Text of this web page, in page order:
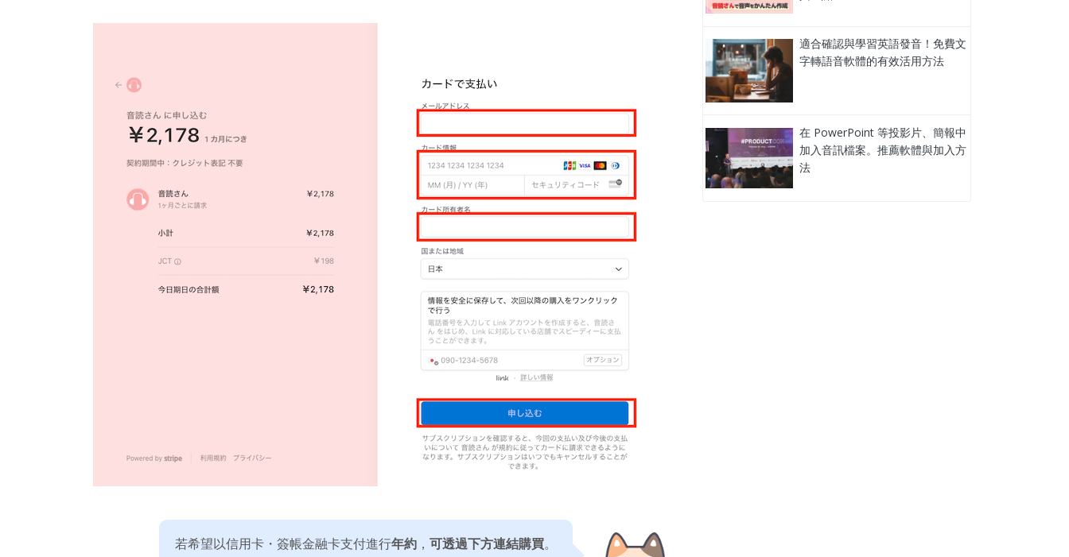
若希望以信用卡・簽帳金融卡支付進行年約 ，可透過下方連結購買。
適合確認與學習英語發音！免費文
字轉語音軟體的有效活用方法
在 PowerPoint 等投影片、簡報中
加入音訊檔案。推薦軟體與加入方
法